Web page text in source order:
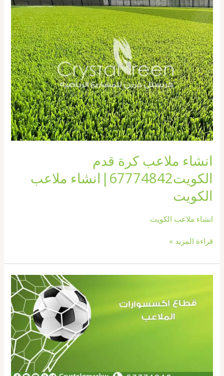
انشاء ملاعب كرة قدم
الكويت67774842|انشاء ملاعب
الكويت
انشاء ملاعب الكويت
ملاعب
كرة
قدم
الكويت67774842|
انشاء
ملاعب
الكويت
قراءة المزيد »
بالكويت